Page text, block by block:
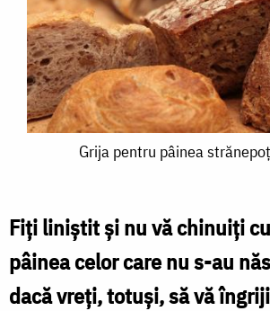
strănepoților
noștri
Grija pentru pâinea
Fiţi liniştit şi nu vă chinuiţi
pâinea celor care nu s-au
dacă vreţi, totuşi, să vă